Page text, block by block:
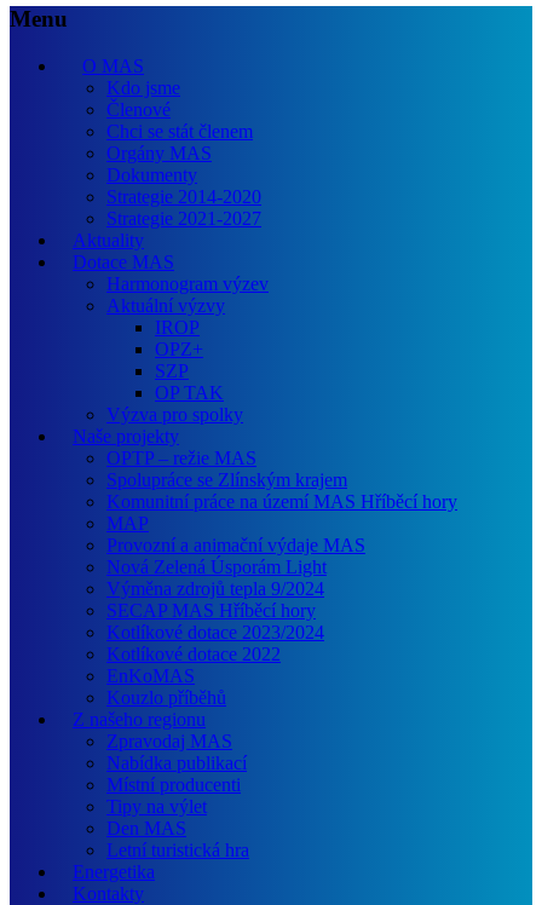
Menu
O MAS
Kdo jsme
Členové
Chci se stát členem
Orgány MAS
Dokumenty
Strategie 2014-2020
Strategie 2021-2027
Aktuality
Dotace MAS
Harmonogram výzev
Aktuální výzvy
IROP
OPZ+
SZP
OP TAK
Výzva pro spolky
Naše projekty
OPTP – režie MAS
Spolupráce se Zlínským krajem
Komunitní práce na území MAS Hříběcí hory
MAP
Provozní a animační výdaje MAS
Nová Zelená Úsporám Light
Výměna zdrojů tepla 9/2024
SECAP MAS Hříběcí hory
Kotlíkové dotace 2023/2024
Kotlíkové dotace 2022
EnKoMAS
Kouzlo příběhů
Z našeho regionu
Zpravodaj MAS
Nabídka publikací
Místní producenti
Tipy na výlet
Den MAS
Letní turistická hra
Energetika
Kontakty